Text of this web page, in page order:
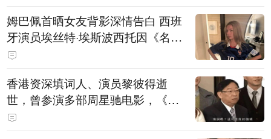
姆巴佩首晒女友背影深情告白 西班
牙演员埃丝特·埃斯波西托因《名校
风暴》走红
香港资深填词人、演员黎彼得逝
世，曾参演多部周星驰电影，《财
神到》由他填词